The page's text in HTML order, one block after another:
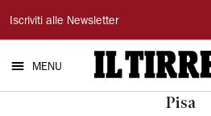
Il
Tirreno
Iscriviti alle Newsletter
MENU
Pisa